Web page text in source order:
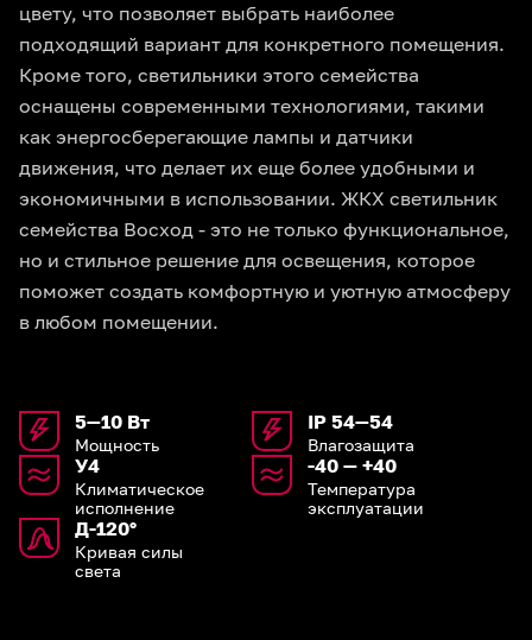
цвету, что позволяет выбрать наиболее
подходящий вариант для конкретного помещения.
Кроме того, светильники этого семейства
оснащены современными технологиями, такими
как энергосберегающие лампы и датчики
движения, что делает их еще более удобными и
экономичными в использовании. ЖКХ светильник
семейства Восход - это не только функциональное,
но и стильное решение для освещения, которое
поможет создать комфортную и уютную атмосферу
в любом помещении.
5—10 Вт
Мощность
IP 54—54
Влагозащита
У4
Климатическое
исполнение
-40 — +40
Температура
эксплуатации
Д-120°
Кривая силы
света